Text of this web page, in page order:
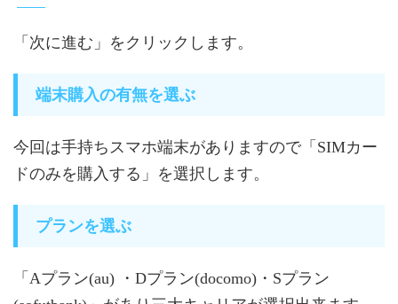
「次に進む」をクリックします。
端末購入の有無を選ぶ
今回は手持ちスマホ端末がありますので「SIMカー
ドのみを購入する」を選択します。
プランを選ぶ
「Aプラン(au) ・Dプラン(docomo)・Sプラン